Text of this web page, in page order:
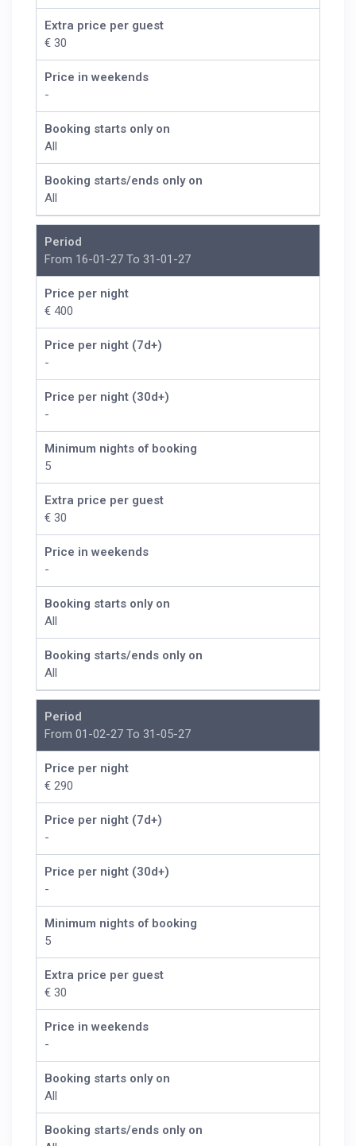
Extra price per guest
€ 30
Price in weekends
-
Booking starts only on
All
Booking starts/ends only on
All
Period
From 16-01-27 To 31-01-27
Price per night
€ 400
Price per night (7d+)
-
Price per night (30d+)
-
Minimum nights of booking
5
Extra price per guest
€ 30
Price in weekends
-
Booking starts only on
All
Booking starts/ends only on
All
Period
From 01-02-27 To 31-05-27
Price per night
€ 290
Price per night (7d+)
-
Price per night (30d+)
-
Minimum nights of booking
5
Extra price per guest
€ 30
Price in weekends
-
Booking starts only on
All
Booking starts/ends only on